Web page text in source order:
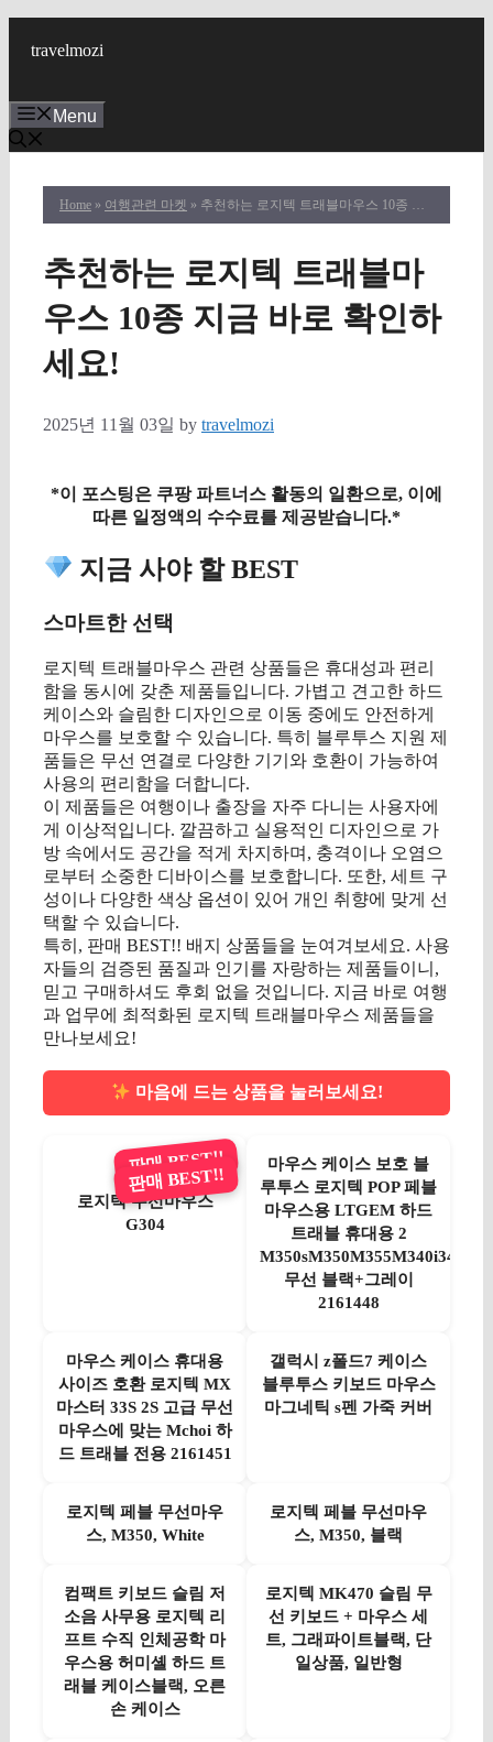
travelmozi
Menu
Home » 여행관련 마켓 » 추천하는 로지텍 트래블마우스 10종 지금 바로 확인하세요!
추천하는 로지텍 트래블마
우스 10종 지금 바로 확인하
세요!
2025년 11월 03일 by travelmozi
*이 포스팅은 쿠팡 파트너스 활동의 일환으로, 이에
따른 일정액의 수수료를 제공받습니다.*
지금 사야 할 BEST
스마트한 선택
로지텍 트래블마우스 관련 상품들은 휴대성과 편리
함을 동시에 갖춘 제품들입니다. 가볍고 견고한 하드
케이스와 슬림한 디자인으로 이동 중에도 안전하게
마우스를 보호할 수 있습니다. 특히 블루투스 지원 제
품들은 무선 연결로 다양한 기기와 호환이 가능하여
사용의 편리함을 더합니다.
이 제품들은 여행이나 출장을 자주 다니는 사용자에
게 이상적입니다. 깔끔하고 실용적인 디자인으로 가
방 속에서도 공간을 적게 차지하며, 충격이나 오염으
로부터 소중한 디바이스를 보호합니다. 또한, 세트 구
성이나 다양한 색상 옵션이 있어 개인 취향에 맞게 선
택할 수 있습니다.
특히, 판매 BEST!! 배지 상품들을 눈여겨보세요. 사용
자들의 검증된 품질과 인기를 자랑하는 제품들이니,
믿고 구매하셔도 후회 없을 것입니다. 지금 바로 여행
과 업무에 최적화된 로지텍 트래블마우스 제품들을
만나보세요!
마음에 드는 상품을 눌러보세요!
판매 BEST!!
로지텍 무선마우스
G304
판매 BEST!!
마우스 케이스 보호 블
루투스 로지텍 POP 페블
마우스용 LTGEM 하드
트래블 휴대용 2
M350sM350M355M340i345
무선 블랙+그레이
2161448
마우스 케이스 휴대용
사이즈 호환 로지텍 MX
마스터 33S 2S 고급 무선
마우스에 맞는 Mchoi 하
드 트래블 전용 2161451
갤럭시 z폴드7 케이스
블루투스 키보드 마우스
마그네틱 s펜 가죽 커버
로지텍 페블 무선마우
스, M350, White
로지텍 페블 무선마우
스, M350, 블랙
컴팩트 키보드 슬림 저
소음 사무용 로지텍 리
프트 수직 인체공학 마
우스용 허미셸 하드 트
래블 케이스블랙, 오른
손 케이스
로지텍 MK470 슬림 무
선 키보드 + 마우스 세
트, 그래파이트블랙, 단
일상품, 일반형